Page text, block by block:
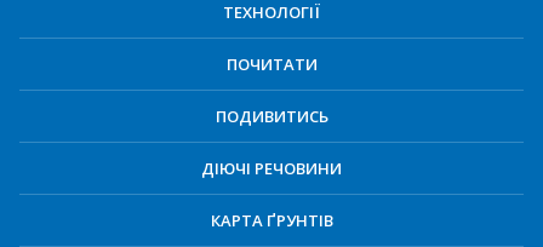
ТЕХНОЛОГІЇ
ПОЧИТАТИ
ПОДИВИТИСЬ
ДІЮЧІ РЕЧОВИНИ
КАРТА ҐРУНТІВ